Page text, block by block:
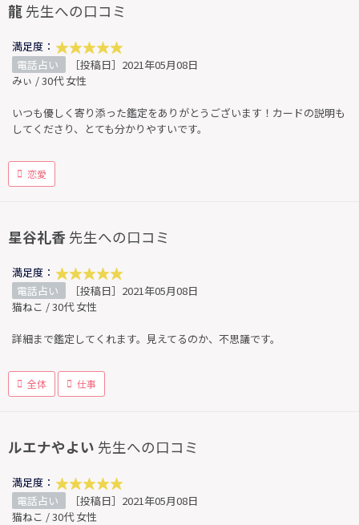
龍 先生への口コミ
満足度：
電話占い
［投稿日］2021年05月08日
みぃ / 30代 女性
いつも優しく寄り添った鑑定をありがとうございます！カードの説明も
してくださり、とても分かりやすいです。
恋愛
星谷礼香 先生への口コミ
満足度：
電話占い
［投稿日］2021年05月08日
猫ねこ / 30代 女性
詳細まで鑑定してくれます。見えてるのか、不思議です。
全体 仕事
ルエナやよい 先生への口コミ
満足度：
電話占い
［投稿日］2021年05月08日
猫ねこ / 30代 女性